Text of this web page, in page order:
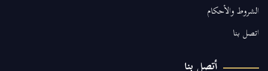
الشروط والأحكام
اتصل بنا
أتصل بنا